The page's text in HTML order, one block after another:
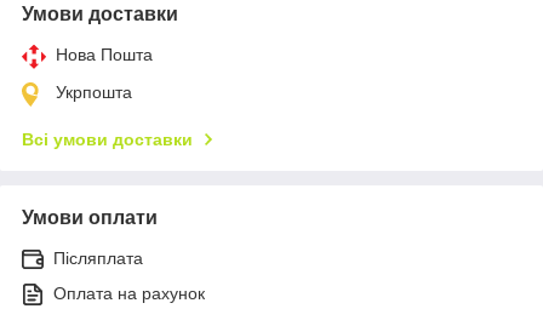
Умови доставки
Нова Пошта
Укрпошта
Всі умови доставки
Умови оплати
Післяплата
Оплата на рахунок